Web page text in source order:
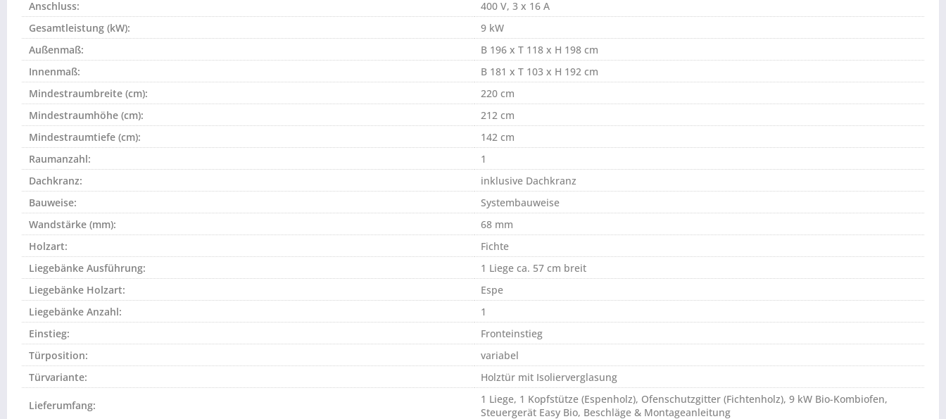
Anschluss:
400 V, 3 x 16 A
Gesamtleistung (kW):
9 kW
Außenmaß:
B 196 x T 118 x H 198 cm
Innenmaß:
B 181 x T 103 x H 192 cm
Mindestraumbreite (cm):
220 cm
Mindestraumhöhe (cm):
212 cm
Mindestraumtiefe (cm):
142 cm
Raumanzahl:
1
Dachkranz:
inklusive Dachkranz
Bauweise:
Systembauweise
Wandstärke (mm):
68 mm
Holzart:
Fichte
Liegebänke Ausführung:
1 Liege ca. 57 cm breit
Liegebänke Holzart:
Espe
Liegebänke Anzahl:
1
Einstieg:
Fronteinstieg
Türposition:
variabel
Türvariante:
Holztür mit Isolierverglasung
Lieferumfang:
1 Liege, 1 Kopfstütze (Espenholz), Ofenschutzgitter (Fichtenholz), 9 kW Bio-Kombiofen,
Steuergerät Easy Bio, Beschläge & Montageanleitung